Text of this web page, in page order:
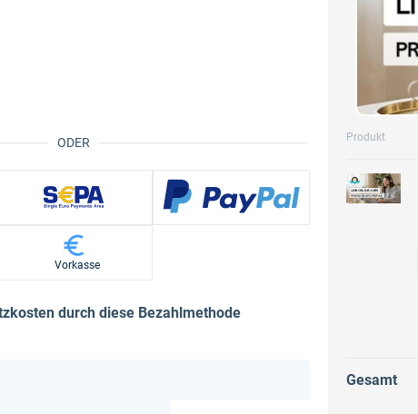
ODER
Vorkasse
durch diese Bezahlmethode
Produkt
Gesamt